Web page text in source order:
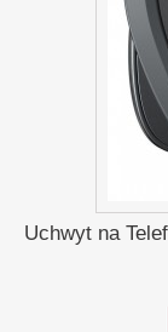
Uchwyt na